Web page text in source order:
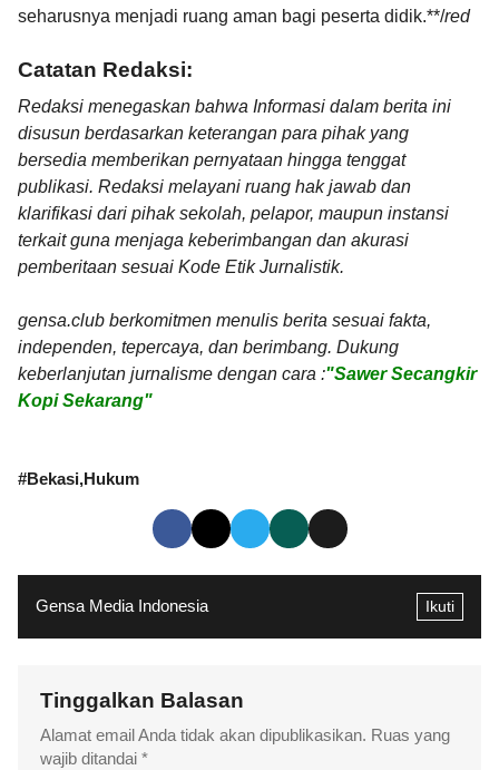
seharusnya menjadi ruang aman bagi peserta didik.**/red
Catatan Redaksi:
Redaksi menegaskan bahwa Informasi dalam berita ini
disusun berdasarkan keterangan para pihak yang
bersedia memberikan pernyataan hingga tenggat
publikasi. Redaksi melayani ruang hak jawab dan
klarifikasi dari pihak sekolah, pelapor, maupun instansi
terkait guna menjaga keberimbangan dan akurasi
pemberitaan sesuai Kode Etik Jurnalistik.
gensa.club berkomitmen menulis berita sesuai fakta,
independen, tepercaya, dan berimbang. Dukung
keberlanjutan jurnalisme dengan cara :"Sawer Secangkir
Kopi Sekarang"
#Bekasi Hukum
Gensa Media Indonesia Ikuti
Tinggalkan Balasan
Alamat email Anda tidak akan dipublikasikan. Ruas yang
wajib ditandai *